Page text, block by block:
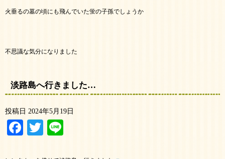
火垂るの墓の頃にも飛んでいた蛍の子孫でしょうか
不思議な気分になりました
淡路島へ行きました…
投稿日 2024年5月19日
Facebook
Twitter